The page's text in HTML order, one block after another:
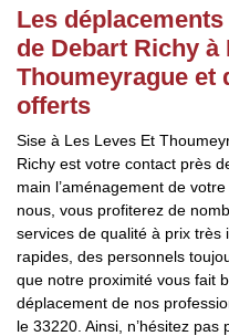
Les
de Debart Richy à
Thoumeyrague et
offerts
Sise à Les Leves Et
Richy est votre contact près
main l’aménagement de
nous, vous profiterez de
services de qualité à prix très
rapides, des personnels
que notre proximité vous fait
déplacement de nos
le 33220. Ainsi, n’hésitez